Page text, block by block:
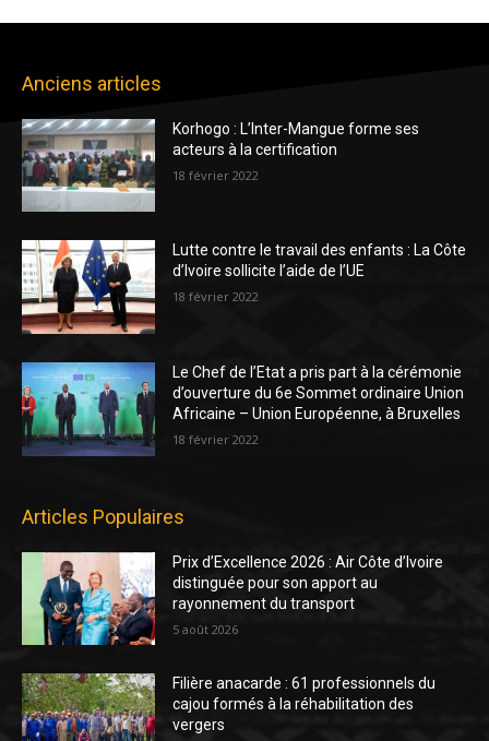
Anciens articles
Korhogo : L’Inter-Mangue forme ses
acteurs à la certification
18 février 2022
Lutte contre le travail des enfants : La Côte
d’Ivoire sollicite l’aide de l’UE
18 février 2022
Le Chef de l’Etat a pris part à la cérémonie
d’ouverture du 6e Sommet ordinaire Union
Africaine – Union Européenne, à Bruxelles
18 février 2022
Articles Populaires
Prix d’Excellence 2026 : Air Côte d’Ivoire
distinguée pour son apport au
rayonnement du transport
5 août 2026
Filière anacarde : 61 professionnels du
cajou formés à la réhabilitation des
vergers